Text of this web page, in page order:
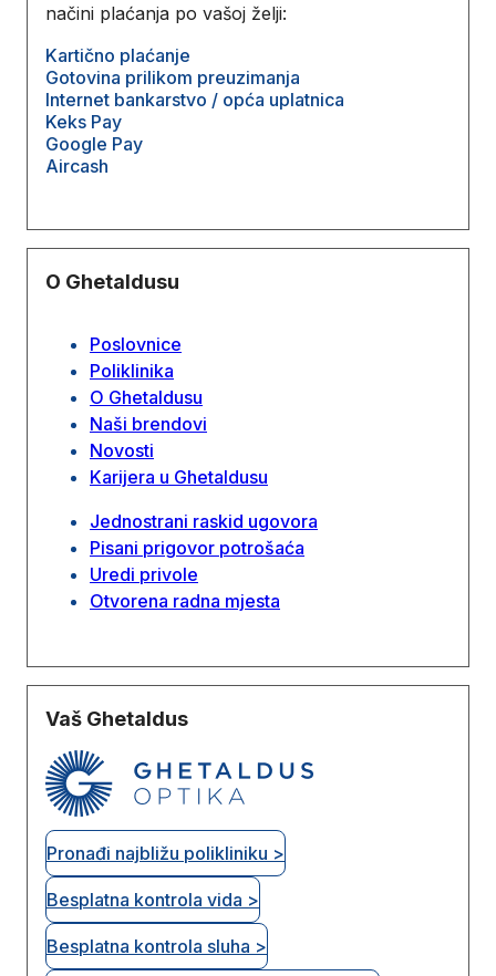
načini plaćanja po vašoj želji:
Kartično plaćanje
Gotovina prilikom preuzimanja
Internet bankarstvo / opća uplatnica
Keks Pay
Google Pay
Aircash
O Ghetaldusu
Poslovnice
Poliklinika
O Ghetaldusu
Naši brendovi
Novosti
Karijera u Ghetaldusu
Jednostrani raskid ugovora
Pisani prigovor potrošaća
Uredi privole
Otvorena radna mjesta
Vaš Ghetaldus
Pronađi najbližu polikliniku >
Besplatna kontrola vida >
Besplatna kontrola sluha >